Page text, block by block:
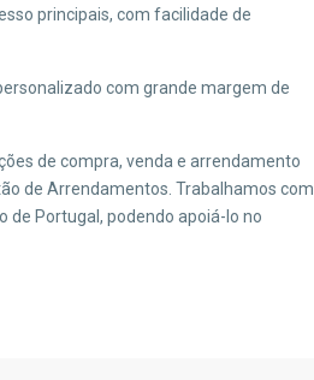
principais, com facilidade de
com grande margem de
de compra, venda e arrendamento
de Arrendamentos. Trabalhamos com
de Portugal, podendo apoiá-lo no